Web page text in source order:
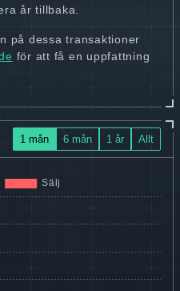
år tillbaka.
på dessa transaktioner
för att få en uppfattning
1 mån 6 mån 1 år Allt